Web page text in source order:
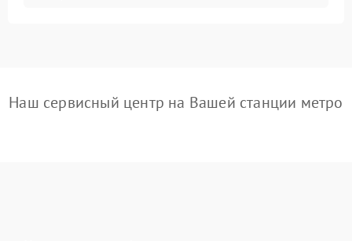
Наш сервисный центр на Вашей станции метро